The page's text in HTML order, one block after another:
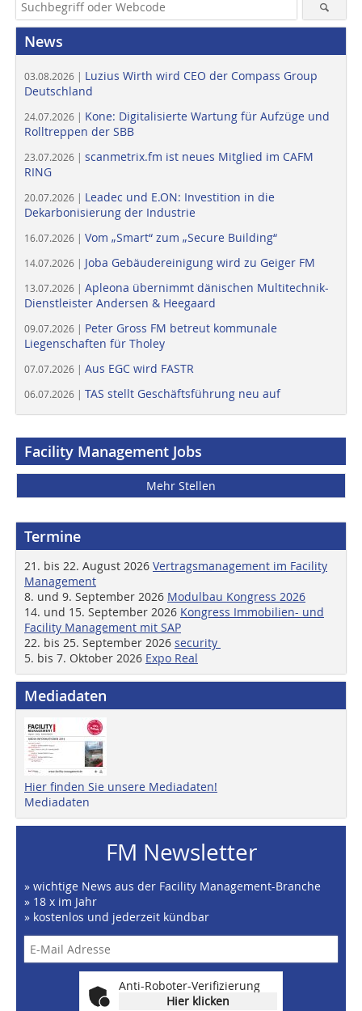
News
03.08.2026 | Luzius Wirth wird CEO der Compass Group
Deutschland
24.07.2026 | Kone: Digitalisierte Wartung für Aufzüge und
Rolltreppen der SBB
23.07.2026 | scanmetrix.fm ist neues Mitglied im CAFM
RING
20.07.2026 | Leadec und E.ON: Investition in die
Dekarbonisierung der Industrie
16.07.2026 | Vom „Smart“ zum „Secure Building“
14.07.2026 | Joba Gebäudereinigung wird zu Geiger FM
13.07.2026 | Apleona übernimmt dänischen Multitechnik-
Dienstleister Andersen & Heegaard
09.07.2026 | Peter Gross FM betreut kommunale
Liegenschaften für Tholey
07.07.2026 | Aus EGC wird FASTR
06.07.2026 | TAS stellt Geschäftsführung neu auf
Facility Management Jobs
Mehr Stellen
Termine
21. bis 22. August 2026 Vertragsmanagement im Facility
Management
8. und 9. September 2026 Modulbau Kongress 2026
14. und 15. September 2026 Kongress Immobilien- und
Facility Management mit SAP
22. bis 25. September 2026 security
5. bis 7. Oktober 2026 Expo Real
Mediadaten
Hier finden Sie unsere Mediadaten!
Mediadaten
FM Newsletter
» wichtige News aus der Facility Management-Branche
» 18 x im Jahr
» kostenlos und jederzeit kündbar
Anti-Roboter-Verifizierung
Hier klicken